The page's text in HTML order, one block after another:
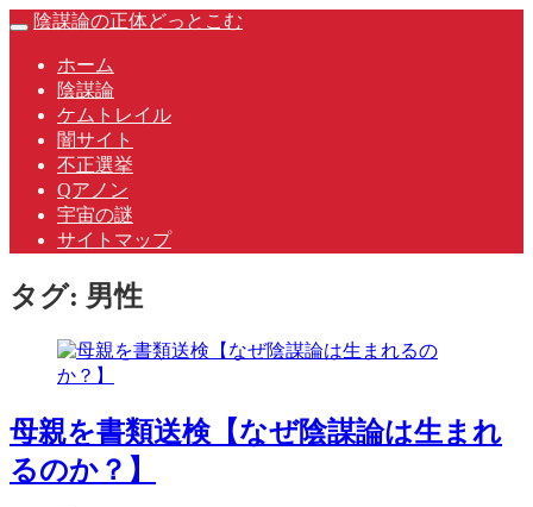
Skip
content
Toggle
陰謀論の正体どっとこむ
ホーム
陰謀論
ケムトレイル
闇サイト
不正選挙
Qアノン
宇宙の謎
サイトマップ
タグ: 男性
母親を書類送検【なぜ陰謀論は生まれ
るのか？】